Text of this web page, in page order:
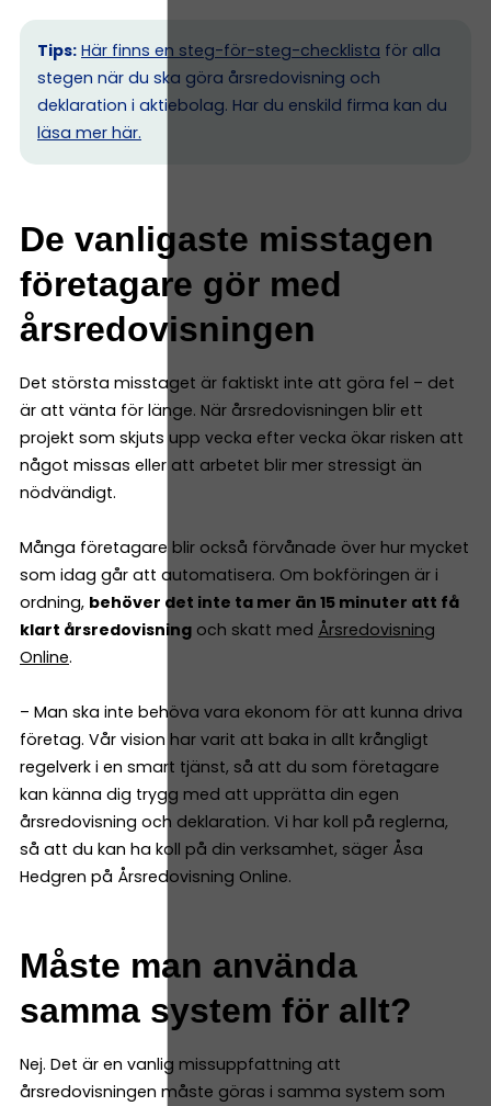
Tips: Här finns en steg-för-steg-checklista för alla
stegen när du ska göra årsredovisning och
deklaration i aktiebolag. Har du enskild firma kan du
läsa mer här.
De vanligaste misstagen
företagare gör med
årsredovisningen
Det största misstaget är faktiskt inte att göra fel – det
är att vänta för länge. När årsredovisningen blir ett
projekt som skjuts upp vecka efter vecka ökar risken att
något missas eller att arbetet blir mer stressigt än
nödvändigt.
Många företagare blir också förvånade över hur mycket
som idag går att automatisera. Om bokföringen är i
ordning, behöver det inte ta mer än 15 minuter att få
klart årsredovisning och skatt med Årsredovisning
Online.
– Man ska inte behöva vara ekonom för att kunna driva
företag. Vår vision har varit att baka in allt krångligt
regelverk i en smart tjänst, så att du som företagare
kan känna dig trygg med att upprätta din egen
årsredovisning och deklaration. Vi har koll på reglerna,
så att du kan ha koll på din verksamhet, säger Åsa
Hedgren på Årsredovisning Online.
Måste man använda
samma system för allt?
Nej. Det är en vanlig missuppfattning att
årsredovisningen måste göras i samma system som